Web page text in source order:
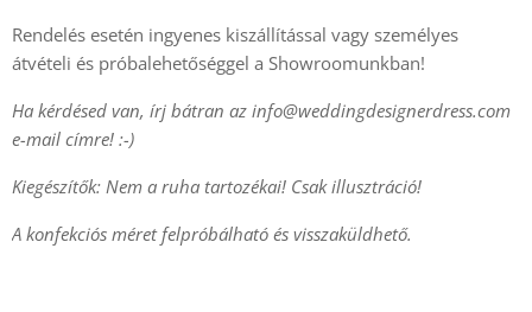
Rendelés esetén ingyenes kiszállítással vagy személyes
átvételi és próbalehetőséggel a Showroomunkban!
Ha kérdésed van, írj bátran az info@weddingdesignerdress.com
e-mail címre! :-)
Kiegészítők: Nem a ruha tartozékai! Csak illusztráció!
A konfekciós méret felpróbálható és visszaküldhető.